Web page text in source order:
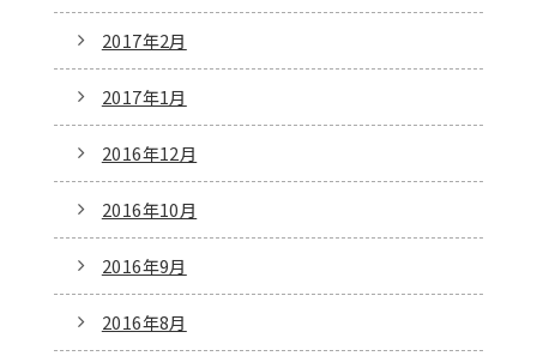
2017年2月
2017年1月
2016年12月
2016年10月
2016年9月
2016年8月